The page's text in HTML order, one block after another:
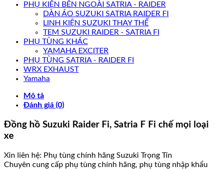
PHỤ KIỆN BÊN NGOÀI SATRIA - RAIDER
DÀN ÁO SUZUKI SATRIA RAIDER FI
LINH KIỆN SUZUKI THAY THẾ
TEM SUZUKI RAIDER - SATRIA FI
PHỤ TÙNG KHÁC
YAMAHA EXCITER
PHỤ TÙNG SATRIA - RAIDER FI
WRX EXHAUST
Yamaha
Mô tả
Đánh giá (0)
Đồng hồ Suzuki Raider Fi, Satria F Fi chế mọi loại
xe
Xin liên hệ: Phụ tùng chính hãng Suzuki Trọng Tín
Chuyên cung cấp phụ tùng chính hãng, phụ tùng nhập khẩu